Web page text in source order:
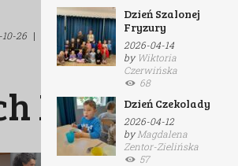
10-26 | admin | in Białe Misie
Misiów
Dzień Szalonej
Fryzury
2026-04-14
byWiktoria
Czerwińska
68
Dzień Czekolady
2026-04-12
byMagdalena
Zentor-Zielińska
57